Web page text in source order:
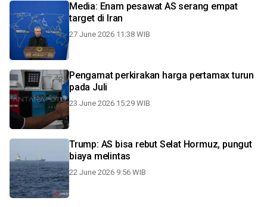
Media: Enam pesawat AS serang empat
target di Iran
27 June 2026 11:38 WIB
Pengamat perkirakan harga pertamax turun
pada Juli
23 June 2026 15:29 WIB
Trump: AS bisa rebut Selat Hormuz, pungut
biaya melintas
22 June 2026 9:56 WIB